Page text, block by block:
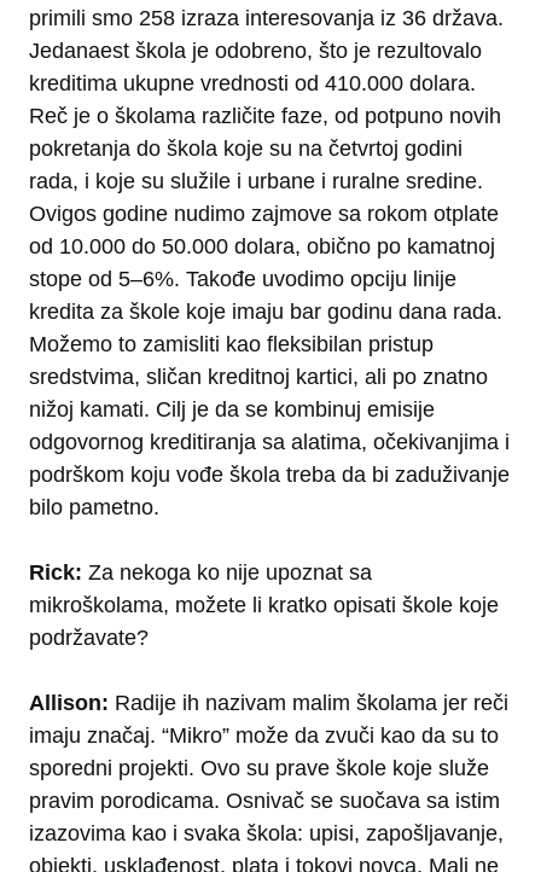
primili smo 258 izraza interesovanja iz 36 država.
Jedanaest škola je odobreno, što je rezultovalo
kreditima ukupne vrednosti od 410.000 dolara.
Reč je o školama različite faze, od potpuno novih
pokretanja do škola koje su na četvrtoj godini
rada, i koje su služile i urbane i ruralne sredine.
Ovigos godine nudimo zajmove sa rokom otplate
od 10.000 do 50.000 dolara, obično po kamatnoj
stope od 5–6%. Takođe uvodimo opciju linije
kredita za škole koje imaju bar godinu dana rada.
Možemo to zamisliti kao fleksibilan pristup
sredstvima, sličan kreditnoj kartici, ali po znatno
nižoj kamati. Cilj je da se kombinuj emisije
odgovornog kreditiranja sa alatima, očekivanjima i
podrškom koju vođe škola treba da bi zaduživanje
bilo pametno.
Rick: Za nekoga ko nije upoznat sa
mikroškolama, možete li kratko opisati škole koje
podržavate?
Allison: Radije ih nazivam malim školama jer reči
imaju značaj. “Mikro” može da zvuči kao da su to
sporedni projekti. Ovo su prave škole koje služe
pravim porodicama. Osnivač se suočava sa istim
izazovima kao i svaka škola: upisi, zapošljavanje,
objekti, usklađenost, plata i tokovi novca. Mali ne